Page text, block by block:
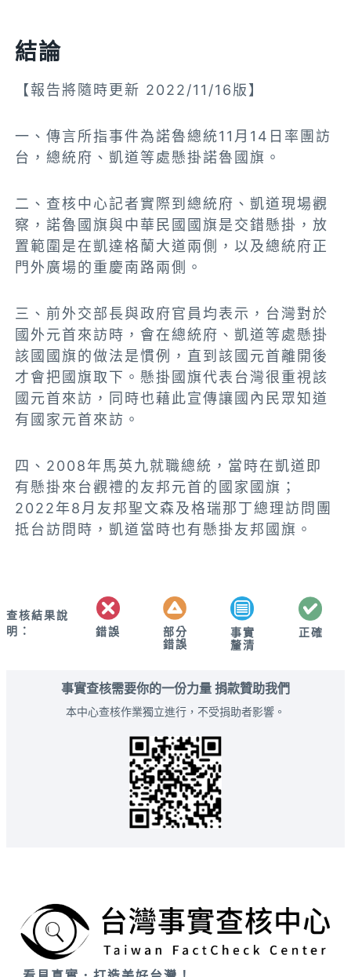
結論
【報告將隨時更新 2022/11/16版】
一、傳言所指事件為諾魯總統11月14日率團訪
台，總統府、凱道等處懸掛諾魯國旗。
二、查核中心記者實際到總統府、凱道現場觀
察，諾魯國旗與中華民國國旗是交錯懸掛，放
置範圍是在凱達格蘭大道兩側，以及總統府正
門外廣場的重慶南路兩側。
三、前外交部長與政府官員均表示，台灣對於
國外元首來訪時，會在總統府、凱道等處懸掛
該國國旗的做法是慣例，直到該國元首離開後
才會把國旗取下。懸掛國旗代表台灣很重視該
國元首來訪，同時也藉此宣傳讓國內民眾知道
有國家元首來訪。
四、2008年馬英九就職總統，當時在凱道即
有懸掛來台觀禮的友邦元首的國家國旗；
2022年8月友邦聖文森及格瑞那丁總理訪問團
抵台訪問時，凱道當時也有懸掛友邦國旗。
查核結果說
明：
錯誤
部分
錯誤
事實
釐清
正確
事實查核需要你的一份力量 捐款贊助我們
本中心查核作業獨立進行，不受捐助者影響。